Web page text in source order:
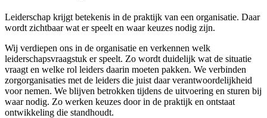
Leiderschap krijgt betekenis in de praktijk van een organisatie. Daar
wordt zichtbaar wat er speelt en waar keuzes nodig zijn.
Wij verdiepen ons in de organisatie en verkennen welk
leiderschapsvraagstuk er speelt. Zo wordt duidelijk wat de situatie
vraagt en welke rol leiders daarin moeten pakken. We verbinden
zorgorganisaties met de leiders die juist daar verantwoordelijkheid
voor nemen. We blijven betrokken tijdens de uitvoering en sturen bij
waar nodig. Zo werken keuzes door in de praktijk en ontstaat
ontwikkeling die standhoudt.